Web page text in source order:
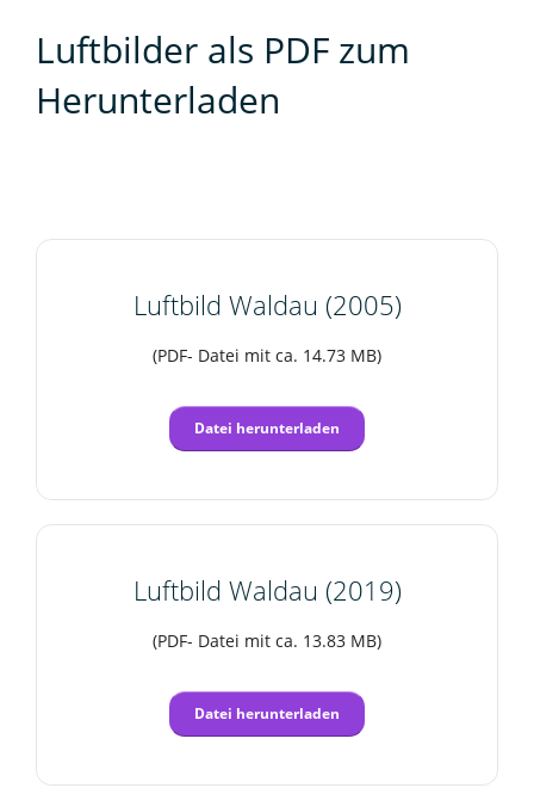
Luftbilder als PDF zum
Herunterladen
Luftbild Waldau (2005)
(PDF- Datei mit ca. 14.73 MB)
Datei herunterladen
Luftbild Waldau (2019)
(PDF- Datei mit ca. 13.83 MB)
Datei herunterladen